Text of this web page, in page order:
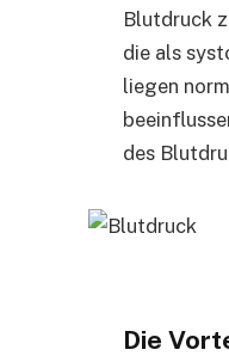
Blutdruck
die als
liegen
des
Die